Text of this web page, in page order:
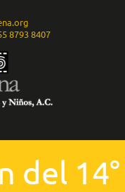
8793 8407
del 14°